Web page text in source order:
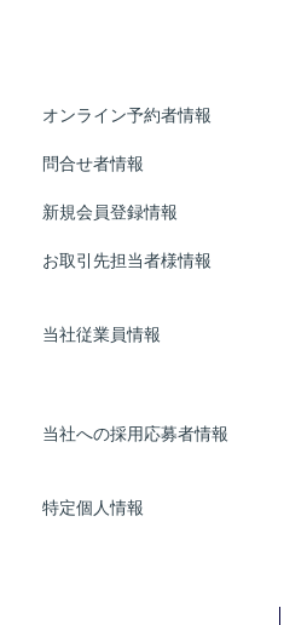
オンライン予約者情報
問合せ者情報
新規会員登録情報
お取引先担当者様情報
当社従業員情報
当社への採用応募者情報
特定個人情報